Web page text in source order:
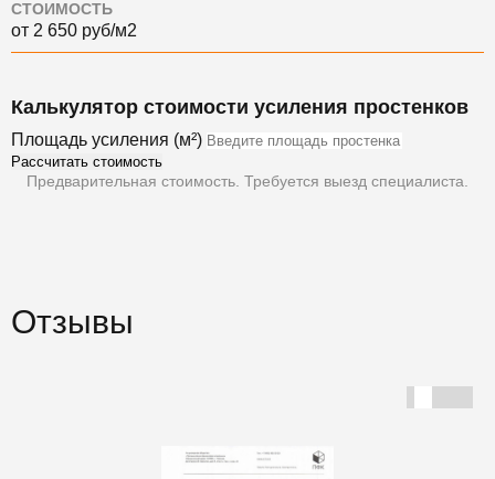
СТОИМОСТЬ
от 2 650 руб/м2
Калькулятор стоимости усиления простенков
Площадь усиления (м²)
Рассчитать стоимость
Предварительная стоимость. Требуется выезд специалиста.
Отзывы